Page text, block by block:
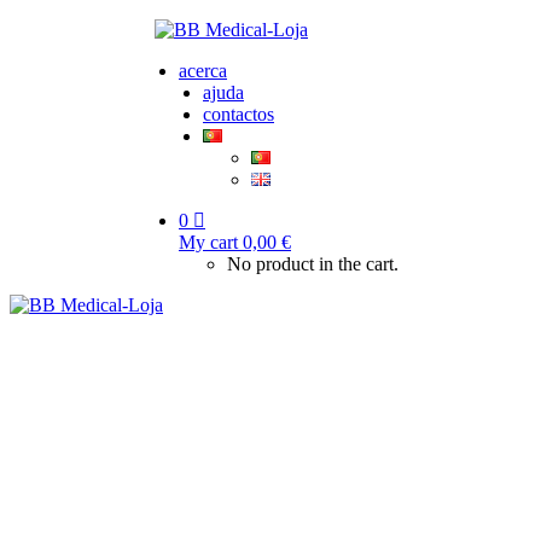
acerca
ajuda
contactos
0
My cart 0,00 €
No product in the cart.